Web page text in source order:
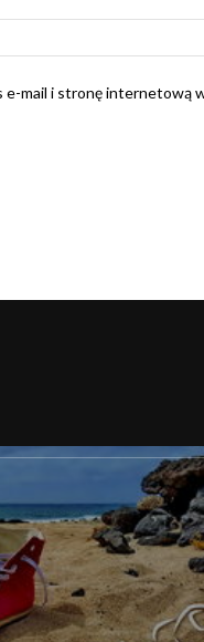
e-mail i stronę internetową